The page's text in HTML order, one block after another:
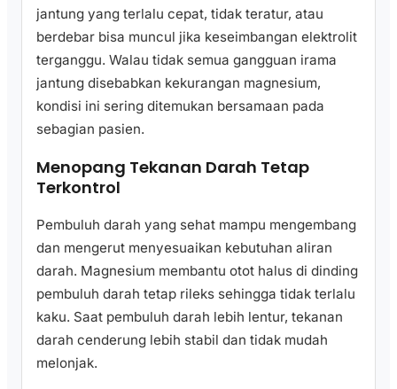
jantung yang terlalu cepat, tidak teratur, atau
berdebar bisa muncul jika keseimbangan elektrolit
terganggu. Walau tidak semua gangguan irama
jantung disebabkan kekurangan magnesium,
kondisi ini sering ditemukan bersamaan pada
sebagian pasien.
Menopang Tekanan Darah Tetap
Terkontrol
Pembuluh darah yang sehat mampu mengembang
dan mengerut menyesuaikan kebutuhan aliran
darah. Magnesium membantu otot halus di dinding
pembuluh darah tetap rileks sehingga tidak terlalu
kaku. Saat pembuluh darah lebih lentur, tekanan
darah cenderung lebih stabil dan tidak mudah
melonjak.